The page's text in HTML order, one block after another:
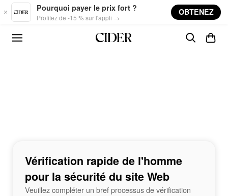
Skip to main content
Pourquoi payer le prix fort ?
Profitez de -15 % sur l'appli →
OBTENEZ
Vérification rapide de l'homme
pour la sécurité du site Web
Veuillez compléter un bref processus de vérification